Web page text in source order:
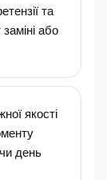
та
або
якості
день